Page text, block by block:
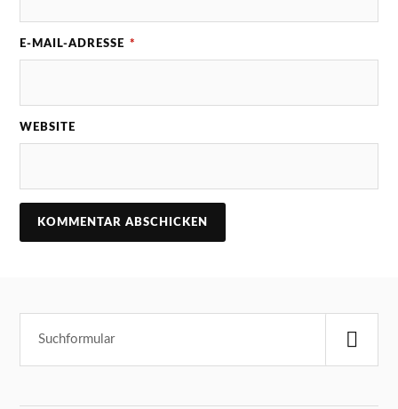
E-MAIL-ADRESSE *
WEBSITE